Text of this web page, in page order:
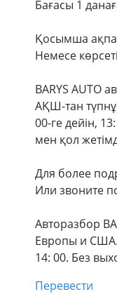
Бағасы 1
Қосымша
Немесе
BARYS AUTO
АҚШ-тан
00-ге дейін,
мен қол
Для более
Или звоните
Авторазбор
Европы и США.
14: 00. Без
Перевести